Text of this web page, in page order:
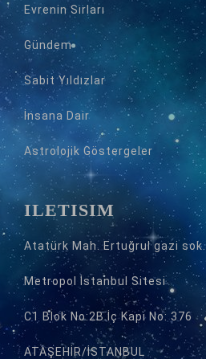
Evrenin Sırları
Gündem
Sabit Yıldızlar
İnsana Dair
Astrolojik Göstergeler
İLETİŞİM
Atatürk Mah. Ertuğrul gazi sok.
Metropol İstanbul Sitesi
C1 Blok No:2B İç Kapı No: 376
ATAŞEHİR/İSTANBUL